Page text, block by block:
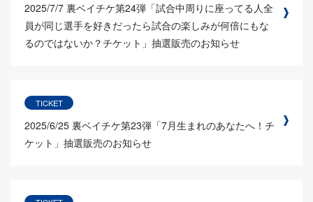
2025/7/7 裏ベイチケ第24弾「試合中周りに座ってる人全
員が同じ選手を好きだったら試合の楽しみが何倍にもな
るのではないか？チケット」抽選販売のお知らせ
TICKET
2025/6/25 裏ベイチケ第23弾「7月生まれのあなたへ！チ
ケット」抽選販売のお知らせ